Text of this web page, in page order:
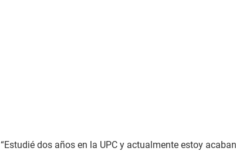
“Estudié dos años en la UPC y actualmente estoy